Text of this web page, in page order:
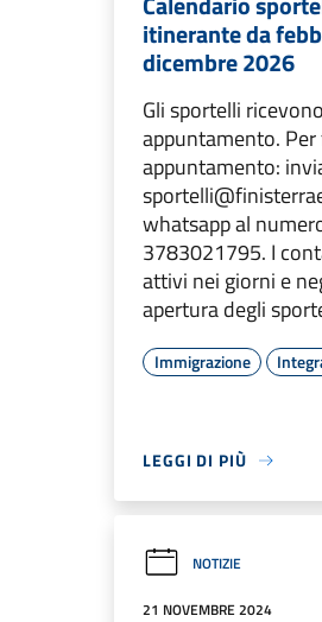
itinerante da
dicembre 2026
Gli sportelli
appuntamento. Per
appuntamento:
whatsapp al
3783021795. I
attivi nei giorni e
apertura degli
Immigrazione
LEGGI DI PIÙ
NOTIZIE
21 NOVEMBRE 2024